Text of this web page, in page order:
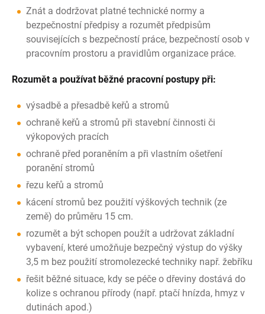
Znát a dodržovat platné technické normy a
bezpečnostní předpisy a rozumět předpisům
souvisejících s bezpečností práce, bezpečností osob v
pracovním prostoru a pravidlům organizace práce.
Rozumět a používat běžné pracovní postupy při:
výsadbě a přesadbě keřů a stromů
ochraně keřů a stromů při stavební činnosti či
výkopových pracích
ochraně před poraněním a při vlastním ošetření
poranění stromů
řezu keřů a stromů
kácení stromů bez použití výškových technik (ze
země) do průměru 15 cm.
rozumět a být schopen použít a udržovat základní
vybavení, které umožňuje bezpečný výstup do výšky
3,5 m bez použití stromolezecké techniky např. žebříku
řešit běžné situace, kdy se péče o dřeviny dostává do
kolize s ochranou přírody (např. ptačí hnízda, hmyz v
dutinách apod.)